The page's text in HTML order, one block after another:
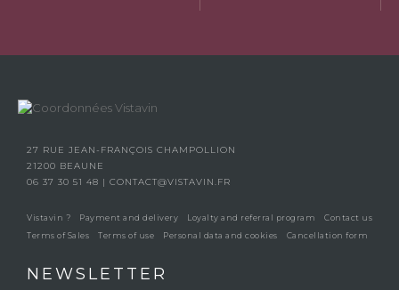
27 RUE JEAN-FRANÇOIS CHAMPOLLION
21200 BEAUNE
06 37 30 51 48 | CONTACT@VISTAVIN.FR
Vistavin ? Payment and delivery Loyalty and referral program
Contact us
Terms of Sales
Terms of use Personal data and cookies Cancellation form
NEWSLETTER